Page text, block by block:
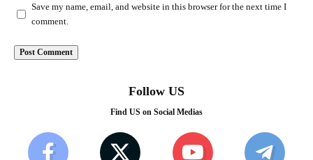
Save my name, email, and website in this browser for the next time I
comment.
Follow US
Find US on Social Medias